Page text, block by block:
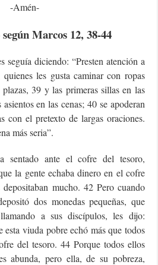
-Amén-
Marcos 12, 38-44
seguía diciendo: “Presten atención a
les gusta caminar con ropas
39 y las primeras sillas en las
en las cenas; 40 se apoderan
con el pretexto de largas oraciones.
más seria”.
sentado ante el cofre del tesoro,
la gente echaba dinero en el cofre
mucho. 42 Pero cuando
dos monedas pequeñas, que
a sus discípulos, les dijo:
esta viuda pobre echó más que todos
del tesoro. 44 Porque todos ellos
abunda, pero ella, de su pobreza,